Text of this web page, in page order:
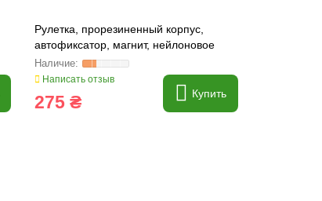
Рулетка, прорезиненный корпус,
автофиксатор, магнит, нейлоновое
покрытие, 5м/25мм (15-203)
Написать отзыв
275 ₴ Купить